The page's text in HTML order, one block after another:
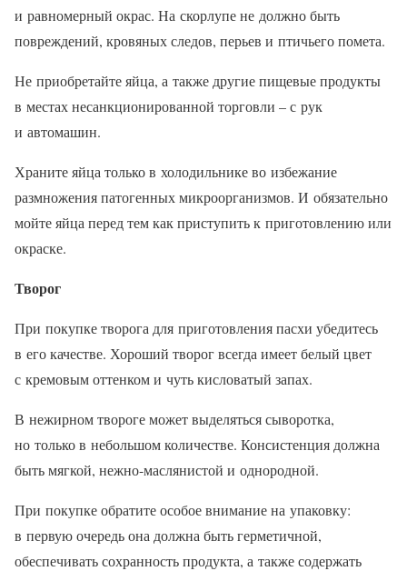
и равномерный окрас. На скорлупе не должно быть
повреждений, кровяных следов, перьев и птичьего помета.
Не приобретайте яйца, а также другие пищевые продукты
в местах несанкционированной торговли – с рук
и автомашин.
Храните яйца только в холодильнике во избежание
размножения патогенных микроорганизмов. И обязательно
мойте яйца перед тем как приступить к приготовлению или
окраске.
Творог
При покупке творога для приготовления пасхи убедитесь
в его качестве. Хороший творог всегда имеет белый цвет
с кремовым оттенком и чуть кисловатый запах.
В нежирном твороге может выделяться сыворотка,
но только в небольшом количестве. Консистенция должна
быть мягкой, нежно-маслянистой и однородной.
При покупке обратите особое внимание на упаковку:
в первую очередь она должна быть герметичной,
обеспечивать сохранность продукта, а также содержать